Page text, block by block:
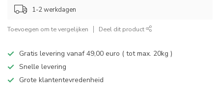
1-2 werkdagen
Toevoegen om te vergelijken Deel dit product
Gratis levering vanaf 49,00 euro ( tot max. 20kg )
Snelle levering
Grote klantentevredenheid